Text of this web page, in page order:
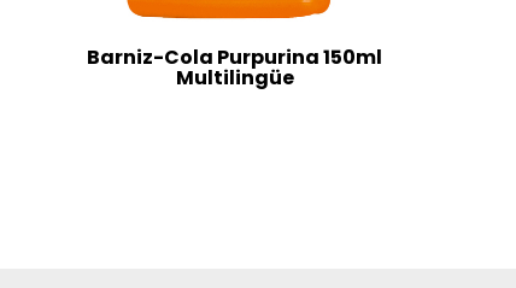
Barniz-Cola Purpurina 150ml
Multilingüe